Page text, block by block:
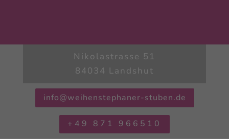
Nikolastrasse 51
84034 Landshut
info@weihenstephaner-stuben.de
+49 871 966510